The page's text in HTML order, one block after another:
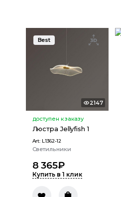
Best
2147
доступен к заказу
Люстра Jellyfish 1
Art: L1362-12
Светильники
8 365₽
Купить в 1 клик